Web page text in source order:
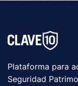
Plataforma para
Seguridad